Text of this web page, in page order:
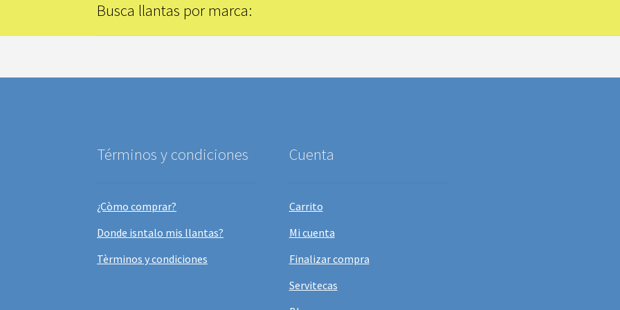
Busca llantas por marca:
Términos y condiciones
¿Còmo comprar?
Donde isntalo mis llantas?
Tèrminos y condiciones
Cuenta
Carrito
Mi cuenta
Finalizar compra
Servitecas